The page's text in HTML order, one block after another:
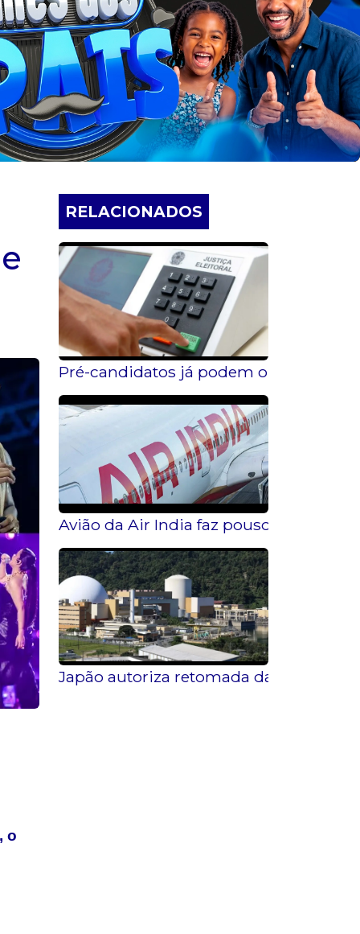
o
RELACIONADOS
Pré-candidatos já podem organizar
Avião da Air India faz pouso de
Japão autoriza retomada da maior